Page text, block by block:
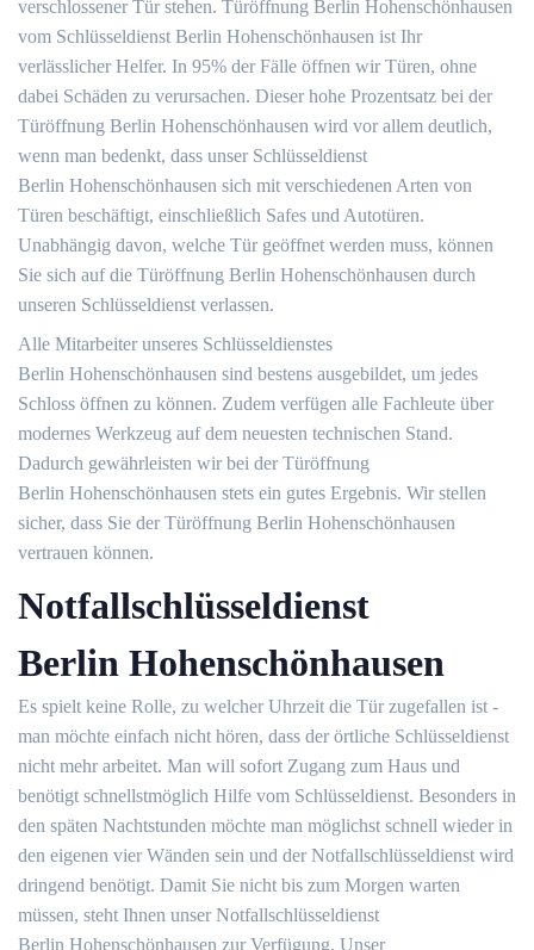
verschlossener Tür stehen. Türöffnung Berlin Hohenschönhausen
vom Schlüsseldienst Berlin Hohenschönhausen ist Ihr
verlässlicher Helfer. In 95% der Fälle öffnen wir Türen, ohne
dabei Schäden zu verursachen. Dieser hohe Prozentsatz bei der
Türöffnung Berlin Hohenschönhausen wird vor allem deutlich,
wenn man bedenkt, dass unser Schlüsseldienst
Berlin Hohenschönhausen sich mit verschiedenen Arten von
Türen beschäftigt, einschließlich Safes und Autotüren.
Unabhängig davon, welche Tür geöffnet werden muss, können
Sie sich auf die Türöffnung Berlin Hohenschönhausen durch
unseren Schlüsseldienst verlassen.
Alle Mitarbeiter unseres Schlüsseldienstes
Berlin Hohenschönhausen sind bestens ausgebildet, um jedes
Schloss öffnen zu können. Zudem verfügen alle Fachleute über
modernes Werkzeug auf dem neuesten technischen Stand.
Dadurch gewährleisten wir bei der Türöffnung
Berlin Hohenschönhausen stets ein gutes Ergebnis. Wir stellen
sicher, dass Sie der Türöffnung Berlin Hohenschönhausen
vertrauen können.
Notfallschlüsseldienst
Berlin Hohenschönhausen
Es spielt keine Rolle, zu welcher Uhrzeit die Tür zugefallen ist -
man möchte einfach nicht hören, dass der örtliche Schlüsseldienst
nicht mehr arbeitet. Man will sofort Zugang zum Haus und
benötigt schnellstmöglich Hilfe vom Schlüsseldienst. Besonders in
den späten Nachtstunden möchte man möglichst schnell wieder in
den eigenen vier Wänden sein und der Notfallschlüsseldienst wird
dringend benötigt. Damit Sie nicht bis zum Morgen warten
müssen, steht Ihnen unser Notfallschlüsseldienst
Berlin Hohenschönhausen zur Verfügung. Unser